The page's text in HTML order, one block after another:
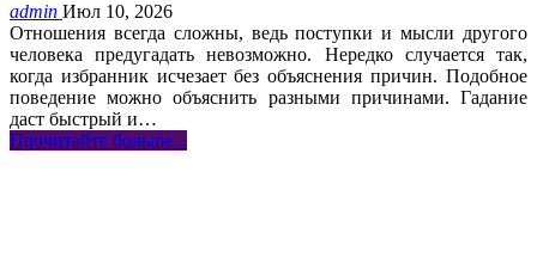
admin Июл 10, 2026
Отношения всегда сложны, ведь поступки и мысли другого
человека предугадать невозможно. Нередко случается так,
когда избранник исчезает без объяснения причин. Подобное
поведение можно объяснить разными причинами. Гадание
даст быстрый и…
Прочитайте больше...